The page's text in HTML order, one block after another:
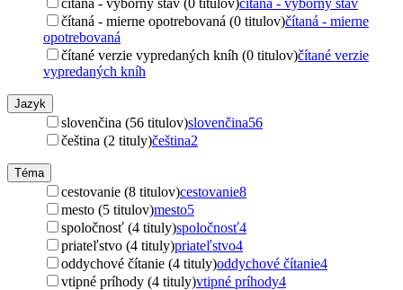
čítaná - výborný stav (0 titulov)čítaná - výborný stav
čítaná - mierne opotrebovaná (0 titulov)čítaná - mierne
opotrebovaná
čítané verzie vypredaných kníh (0 titulov)čítané verzie
vypredaných kníh
Jazyk
slovenčina (56 titulov)slovenčina56
čeština (2 tituly)čeština2
Téma
cestovanie (8 titulov)cestovanie8
mesto (5 titulov)mesto5
spoločnosť (4 tituly)spoločnosť4
priateľstvo (4 tituly)priateľstvo4
oddychové čítanie (4 tituly)oddychové čítanie4
vtipné príhody (4 tituly)vtipné príhody4